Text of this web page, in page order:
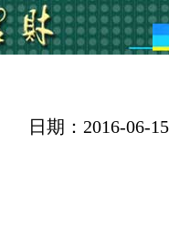
日期：2016-06-15